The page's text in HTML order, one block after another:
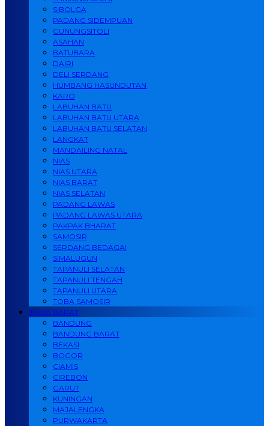
SIBOLGA
PADANG SIDEMPUAN
GUNUNGSITOLI
ASAHAN
BATUBARA
DAIRI
DELI SERDANG
HUMBANG HASUNDUTAN
KARO
LABUHAN BATU
LABUHAN BATU UTARA
LABUHAN BATU SELATAN
LANGKAT
MANDAILING NATAL
NIAS
NIAS UTARA
NIAS BARAT
NIAS SELATAN
PADANG LAWAS
PADANG LAWAS UTARA
PAKPAK BHARAT
SAMOSIR
SERDANG BEDAGAI
SIMALUGUN
TAPANULI SELATAN
TAPANULI TENGAH
TAPANULI UTARA
TOBA SAMOSIR
JAWA BARAT
BANDUNG
BANDUNG BARAT
BEKASI
BOGOR
CIAMIS
CIREBON
GARUT
KUNINGAN
MAJALENGKA
PURWAKARTA